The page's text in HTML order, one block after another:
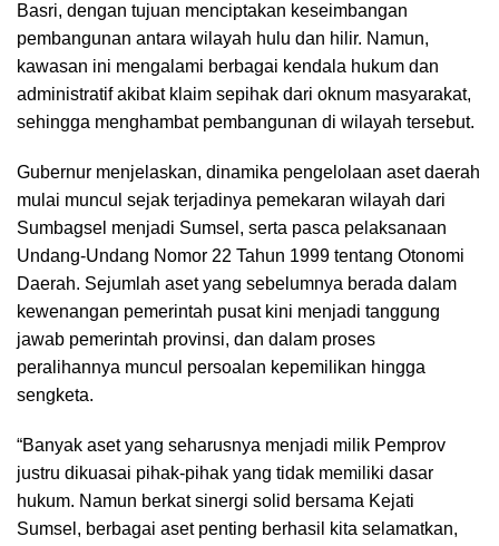
Basri, dengan tujuan menciptakan keseimbangan
pembangunan antara wilayah hulu dan hilir. Namun,
kawasan ini mengalami berbagai kendala hukum dan
administratif akibat klaim sepihak dari oknum masyarakat,
sehingga menghambat pembangunan di wilayah tersebut.
Gubernur menjelaskan, dinamika pengelolaan aset daerah
mulai muncul sejak terjadinya pemekaran wilayah dari
Sumbagsel menjadi Sumsel, serta pasca pelaksanaan
Undang-Undang Nomor 22 Tahun 1999 tentang Otonomi
Daerah. Sejumlah aset yang sebelumnya berada dalam
kewenangan pemerintah pusat kini menjadi tanggung
jawab pemerintah provinsi, dan dalam proses
peralihannya muncul persoalan kepemilikan hingga
sengketa.
“Banyak aset yang seharusnya menjadi milik Pemprov
justru dikuasai pihak-pihak yang tidak memiliki dasar
hukum. Namun berkat sinergi solid bersama Kejati
Sumsel, berbagai aset penting berhasil kita selamatkan,